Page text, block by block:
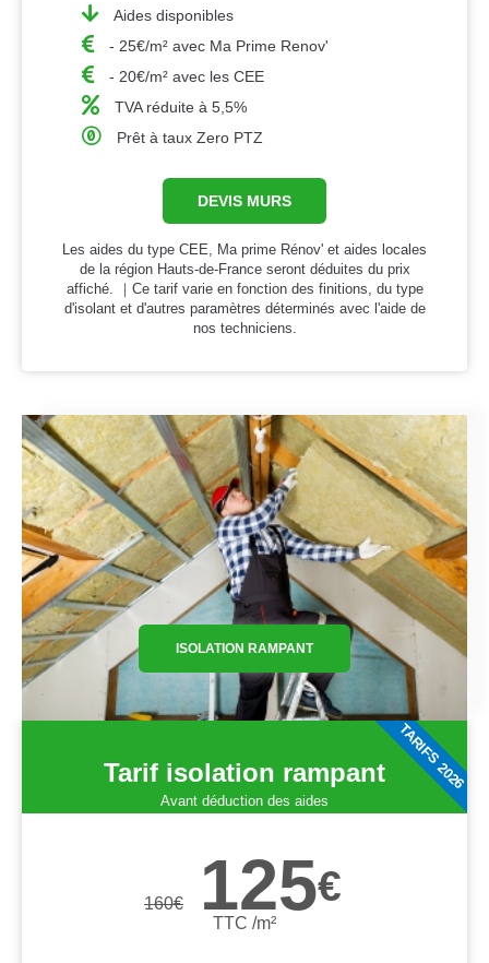
Aides disponibles
- 25€/m² avec Ma Prime Renov'
- 20€/m² avec les CEE
TVA réduite à 5,5%
Prêt à taux Zero PTZ
DEVIS MURS
Les aides du type CEE, Ma prime Rénov' et aides locales
de la région Hauts-de-France seront déduites du prix
affiché. ｜Ce tarif varie en fonction des finitions, du type
d'isolant et d'autres paramètres déterminés avec l'aide de
nos techniciens.
ISOLATION RAMPANT
Tarif isolation rampant
Avant déduction des aides
160€ 125€
TTC /m²
TARIFS 2026